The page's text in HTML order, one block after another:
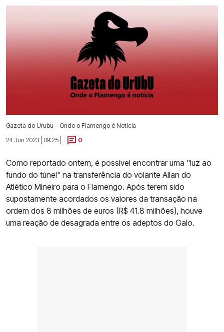
Gazeta do Urubu – Onde o Flamengo é Notícia
24 Jun 2023 | 09:25 |
0
Como reportado ontem, é possível encontrar uma "luz ao
fundo do túnel" na transferência do volante Allan do
Atlético Mineiro para o Flamengo. Após terem sido
supostamente acordados os valores da transação na
ordem dos 8 milhões de euros (R$ 41.8 milhões), houve
uma reação de desagrada entre os adeptos do Galo.